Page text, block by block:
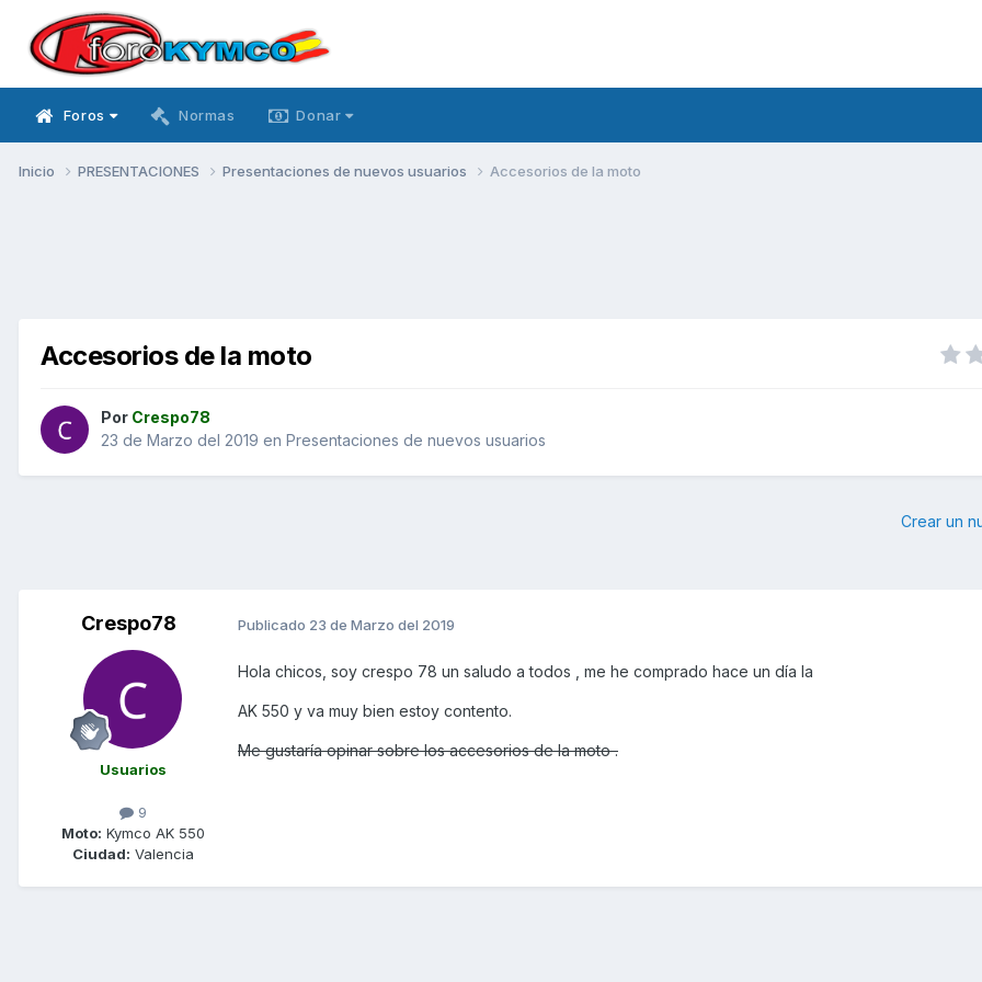
Foros Normas Donar
Inicio PRESENTACIONES Presentaciones de nuevos usuarios Accesorios de la moto
Accesorios de la moto
Por Crespo78
23 de Marzo del 2019 en Presentaciones de nuevos usuarios
Crear un
Crespo78
Usuarios
9
Moto: Kymco AK 550
Ciudad: Valencia
Publicado 23 de Marzo del 2019
Hola chicos, soy crespo 78 un saludo a todos , me he comprado hace un día la
AK 550 y va muy bien estoy contento.
Me gustaría opinar sobre los accesorios de la moto .